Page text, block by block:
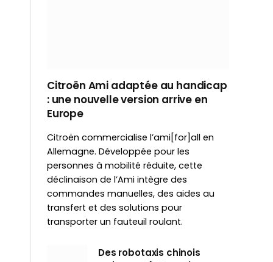
Citroën Ami adaptée au handicap
: une nouvelle version arrive en
Europe
Citroën commercialise l’ami[for]all en
Allemagne. Développée pour les
personnes à mobilité réduite, cette
déclinaison de l’Ami intègre des
commandes manuelles, des aides au
transfert et des solutions pour
transporter un fauteuil roulant.
Des robotaxis chinois